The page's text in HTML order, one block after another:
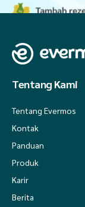
Tentang Kami
Tentang Evermos
Kontak
Panduan
Produk
Karir
Berita